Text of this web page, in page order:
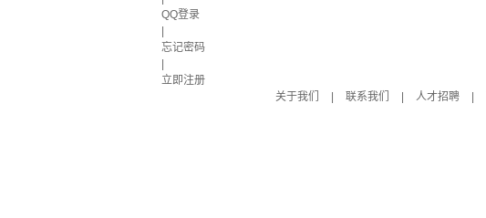
QQ登录
忘记密码
立即注册
关于我们
联系我们 人才招聘